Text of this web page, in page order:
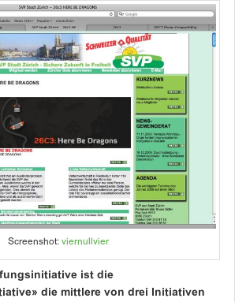
Screenshot: viernullvier
ist die
die mittlere von drei Initiativen